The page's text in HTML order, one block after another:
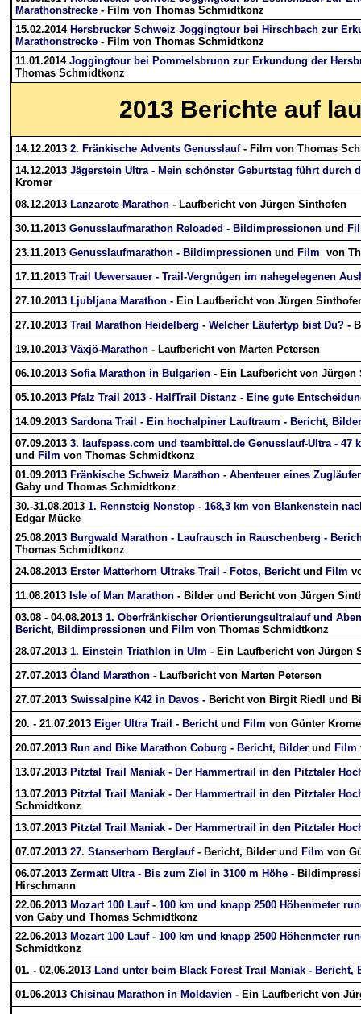
Marathonstrecke - Film von Thomas Schmidtkonz
15.02.2014 Hersbrucker Schweiz Joggingtour bei Hirschbach zur
Marathonstrecke - Film von Thomas Schmidtkonz
11.01.2014 Joggingtour bei Pommelsbrunn zur Erkundung der
Thomas Schmidtkonz
2013 Berichte auf
14.12.2013 2. Fränkische Advents Genusslauf - Film von Thomas
14.12.2013 Jägerstein Ultra - Mein schönster Geburtstag führt durch
Kromer
08.12.2013 Lanzarote Marathon - Laufbericht von Jürgen Sinthofen
30.11.2013 Genusslaufmarathon Reloaded - Bildimpressionen und
23.11.2013 Genusslaufmarathon - Bildimpressionen und Film von
17.11.2013 Trail Uewersauer - Trail-Vergnügen im nahegelegenen
27.10.2013 Ljubljana Marathon - Ein Laufbericht von Jürgen
27.10.2013 Trail Marathon Heidelberg - Welcher Läufertyp bist Du? -
19.10.2013 Växjö-Marathon - Laufbericht von Marten Petersen
06.10.2013 Sofia Marathon in Bulgarien - Ein Laufbericht von Jürgen
05.10.2013 Pfalz Trail 2013 - HalfTrail Distanz - Eine gute
14.09.2013 Sardona Trail - Ein hochalpiner Lauftraum - Bericht, Bilder
07.09.2013 3. laufspass.com und teambittel.de Genusslauf-Ultra -
und Film von Thomas Schmidtkonz
01.09.2013 Fränkische Schweiz Marathon - Abenteuer eines
Gaby und Thomas Schmidtkonz
30.-31.08.2013 1. Rennsteig Nonstop - 168,3 km von Blankenstein
Edgar Mücke
25.08.2013 Burgwald Marathon - Laufrausch in Rauschenberg -
Thomas Schmidtkonz
24.08.2013 Erster Matterhorn Ultraks Trail - Fotos, Berichtund Film
11.08.2013 Isle of Man Marathon - Bilder und Bericht von Jürgen
03.08 - 04.08.2013 1. Oberfränkischer Orientierungsultralauf und
Bericht, Bildimpressionen und Film von Thomas Schmidtkonz
28.07.2013 1. Einstein Triathlon in Ulm - Ein Laufbericht von Jürgen
27.07.2013 Öland Marathon - Laufbericht von Marten Petersen
27.07.2013 Swissalpine K42 in Davos - Bericht von Birgit Riedl und
20. - 21.07.2013 Eiger Ultra Trail - Berichtund Film von Günter
20.07.2013 Run and Bike Marathon Coburg - Bericht, Bilder und Film
13.07.2013 Pitztal Trail Maniak - Der Hammertrail in den Pitztaler
13.07.2013 Pitztal Trail Maniak - Der Hammertrail in den Pitztaler
Schmidtkonz
13.07.2013 Pitztal Trail Maniak - Der Hammertrail in den Pitztaler
07.07.2013 27. Stanserhorn Berglauf - Bericht, Bilder und Film von
06.07.2013 Zermatt Ultra - Bis zum Ziel in 3100 m Höhe -
Hirschmann
22.06.2013 Mozart 100 Lauf - 100 km und knapp 2500 Höhenmeter
von Gaby und Thomas Schmidtkonz
22.06.2013 Mozart 100 Lauf - 100 km und knapp 2500 Höhenmeter
Schmidtkonz
01. - 02.06.2013 Land unter beim Black Forest Trail Maniak - Bericht,
01.06.2013 Chisinau Marathon in Moldavien - Ein Laufbericht von